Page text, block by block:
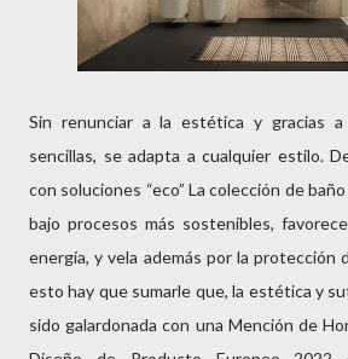
Sin renunciar a la estética y gracias
sencillas, se adapta a cualquier estilo.
con soluciones “eco” La colección de
bajo procesos más sostenibles,
energía, y vela además por la protección
esto hay que sumarle que, la estética y
sido galardonada con una Mención de